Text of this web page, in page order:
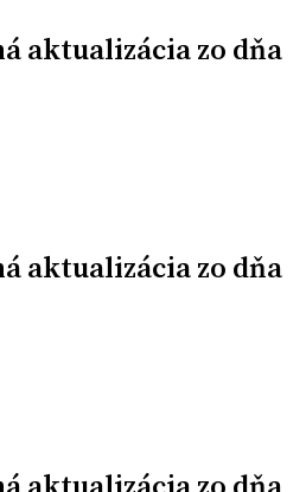
aktualizácia zo dňa
aktualizácia zo dňa